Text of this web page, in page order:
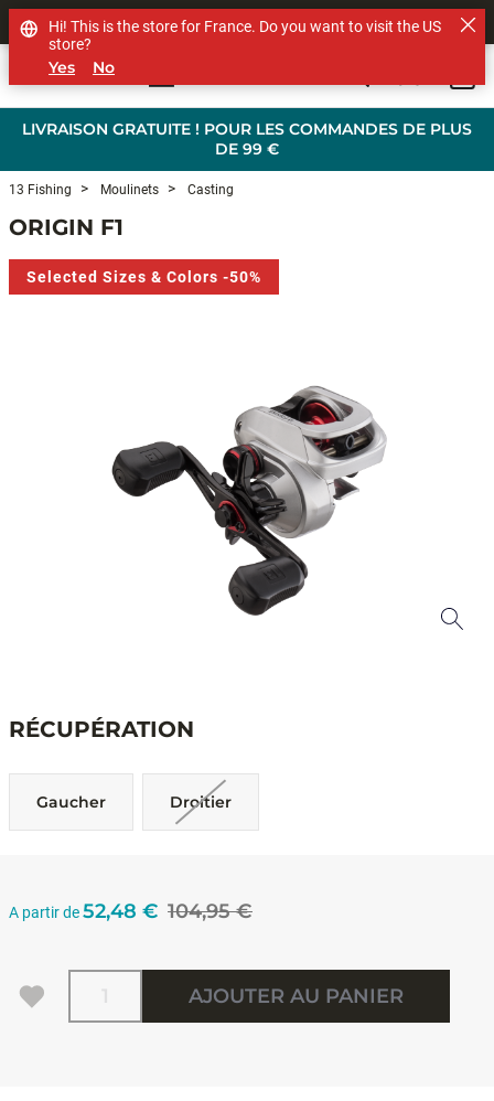
LIVRAISON GRATUITE ! POUR LES COMMANDES DE PLUS
DE 99 €
SHOP OTHER BRANDS
13 Fishing Moulinets Casting
ORIGIN F1
Selected Sizes & Colors -50%
RÉCUPÉRATION
Gaucher Droitier
A partir de 104,95 €
52,48 €
Quantité
AJOUTER AU PANIER
Hi! This is the store for France. Do you want to visit the US
store?
Yes No